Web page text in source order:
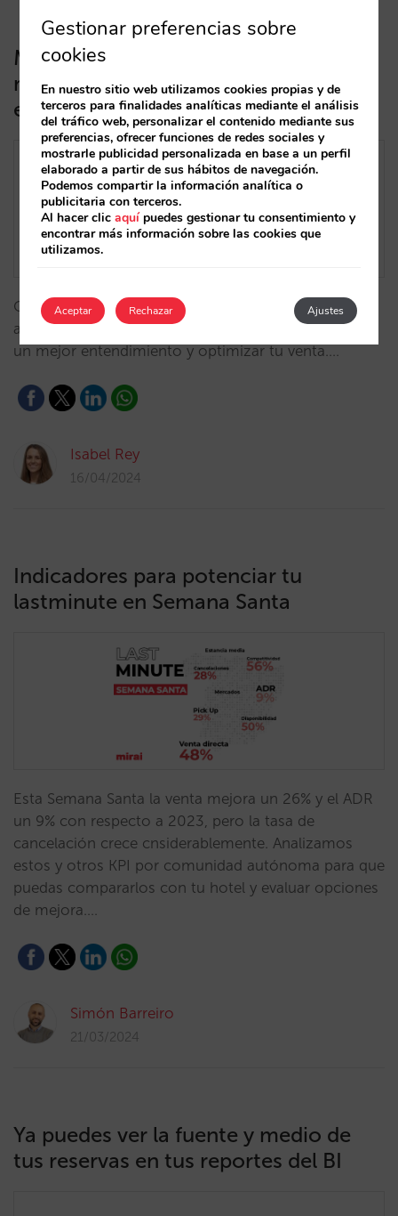
Mirai se integra con Optimand para
mostrar las ventas directas, demanda
en destino y tendencias de precios
Con la integración entre Optimand y Mirai tendrás
acceso a tus datos de venta directa para poder tener
un mejor entendimiento y optimizar tu venta.…
Isabel Rey
16/04/2024
Indicadores para potenciar tu
lastminute en Semana Santa
Esta Semana Santa la venta mejora un 26% y el ADR
un 9% con respecto a 2023, pero la tasa de
cancelación crece cnsiderablemente. Analizamos
estos y otros KPI por comunidad autónoma para que
puedas compararlos con tu hotel y evaluar opciones
de mejora.…
Simón Barreiro
21/03/2024
Ya puedes ver la fuente y medio de
tus reservas en tus reportes del BI
Gestionar preferencias sobre
cookies
En nuestro sitio web utilizamos cookies propias y de
terceros para finalidades analíticas mediante el análisis
del tráfico web, personalizar el contenido mediante sus
preferencias, ofrecer funciones de redes sociales y
mostrarle publicidad personalizada en base a un perfil
elaborado a partir de sus hábitos de navegación.
Podemos compartir la información analítica o
publicitaria con terceros.
Al hacer clicaquípuedes gestionar tu consentimiento y
encontrar más información sobre las cookies que
utilizamos.
Aceptar Ajustes
Rechazar